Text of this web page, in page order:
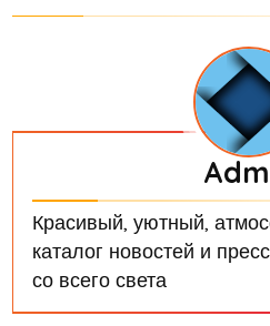
Красивый, уютный,
каталог новостей и
со всего света